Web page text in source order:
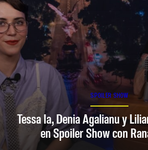
SPOILER SHOW
Tessa Ia, Denia Agalianu y
en Spoiler Show con